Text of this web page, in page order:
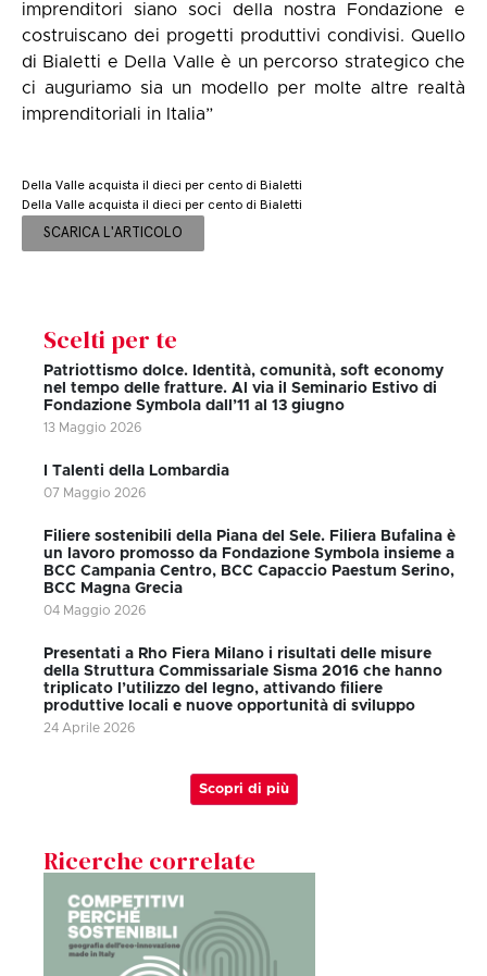
imprenditori siano soci della nostra Fondazione e
costruiscano dei progetti produttivi condivisi. Quello
di Bialetti e Della Valle è un percorso strategico che
ci auguriamo sia un modello per molte altre realtà
imprenditoriali in Italia”
Della Valle acquista il dieci per cento di Bialetti
Della Valle acquista il dieci per cento di Bialetti
SCARICA L'ARTICOLO
Scelti per te
Patriottismo dolce. Identità, comunità, soft economy
nel tempo delle fratture. Al via il Seminario Estivo di
Fondazione Symbola dall’11 al 13 giugno
13 Maggio 2026
I Talenti della Lombardia
07 Maggio 2026
Filiere sostenibili della Piana del Sele. Filiera Bufalina è
un lavoro promosso da Fondazione Symbola insieme a
BCC Campania Centro, BCC Capaccio Paestum Serino,
BCC Magna Grecia
04 Maggio 2026
Presentati a Rho Fiera Milano i risultati delle misure
della Struttura Commissariale Sisma 2016 che hanno
triplicato l’utilizzo del legno, attivando filiere
produttive locali e nuove opportunità di sviluppo
24 Aprile 2026
Scopri di più
Ricerche correlate